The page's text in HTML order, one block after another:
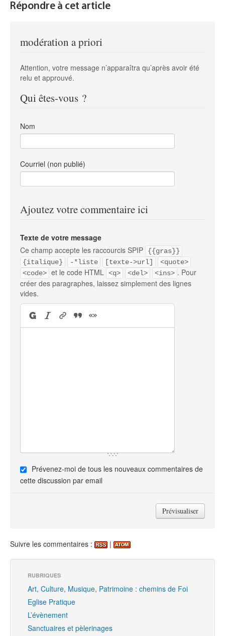
Répondre à cet article
modération a priori
Attention, votre message n’apparaîtra qu’après avoir été
relu et approuvé.
Qui êtes-vous ?
Nom
Courriel (non publié)
Ajoutez votre commentaire ici
Texte de votre message
Ce champ accepte les raccourcis SPIP
{{gras}}
{italique}
-*liste [texte->url]
<quote>
<code> et le code HTML <q> <del> <ins> . Pour
créer des paragraphes, laissez simplement des lignes
vides.
Prévenez-moi de tous les nouveaux commentaires de
cette discussion par email
Suivre les commentaires : |
RUBRIQUES
Art, Culture, Musique, Patrimoine : chemins de Foi
Eglise Pratique
L’évènement
Sanctuaires et pèlerinages